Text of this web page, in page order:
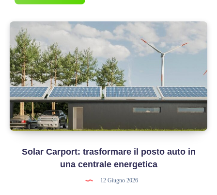
Plug
Play
800W:
cosa
cambia
con
le
nuove
2026
Solar Carport: trasformare il posto auto in
una centrale energetica
12 Giugno 2026